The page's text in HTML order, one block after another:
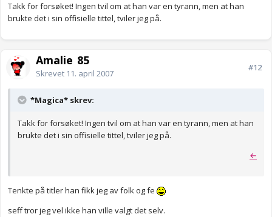
Takk for forsøket! Ingen tvil om at han var en tyrann, men at han
brukte det i sin offisielle tittel, tviler jeg på.
Amalie_85
Skrevet 11. april 2007
#12
*Magica* skrev:
Takk for forsøket! Ingen tvil om at han var en tyrann, men at han
brukte det i sin offisielle tittel, tviler jeg på.
←
Tenkte på titler han fikk jeg av folk og fe
seff tror jeg vel ikke han ville valgt det selv.